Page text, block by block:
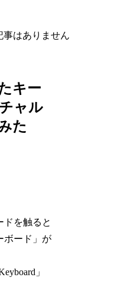
はありません
キー
ャル
た
ドを触ると
ボード」が
」